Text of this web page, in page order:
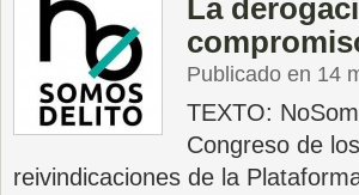
La
Publicado en 14
TEXTO:
Congreso de
reivindicaciones de la